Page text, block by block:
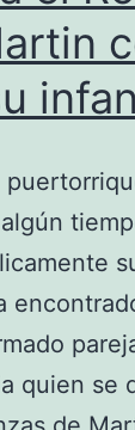
quien se